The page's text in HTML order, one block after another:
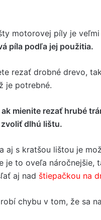
motorovej píly je
píla podľa jej použitia.
rezať drobné drevo,
je potrebné.
mienite rezať hrubé
dlhú lištu.
aj s kratšou lištou je
je to oveľa náročnejšie,
aj nad štiepačkou na
chybu v tom, že sa